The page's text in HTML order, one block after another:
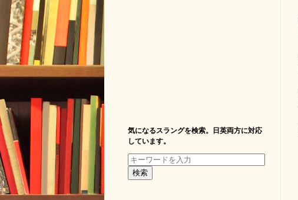
気になるスラングを検索。日英両方に対応
しています。